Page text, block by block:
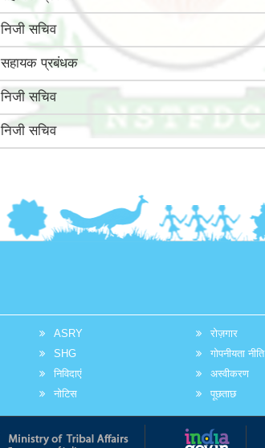
निजी सचिव
सहायक प्रबंधक
निजी सचिव
निजी सचिव
ASRY
SHG
निविदाएं
नोटिस
रोज़गार
गोपनीयता नीति
अस्वीकरण
पूछताछ